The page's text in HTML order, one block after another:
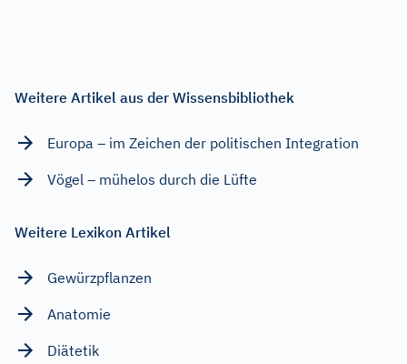
Weitere Artikel aus der Wissensbibliothek
Europa – im Zeichen der politischen Integration
Vögel – mühelos durch die Lüfte
Weitere Lexikon Artikel
Gewürzpflanzen
Anatomie
Diätetik